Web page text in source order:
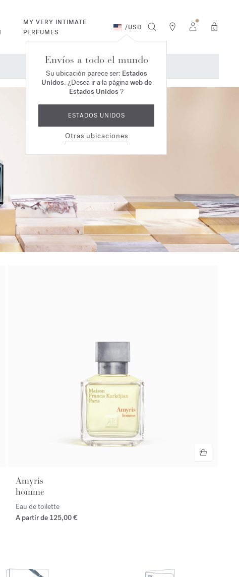
MY VERY INTIMATE
PERFUMES
/USD 0
Envíos a todo el mundo
Su ubicación parece ser: Estados
Unidos. ¿Desea ir a la páginaweb de
Estados Unidos ?
ESTADOS UNIDOS
Otras ubicaciones
Amyris
homme
Eau de toilette
A partir de 125,00 €